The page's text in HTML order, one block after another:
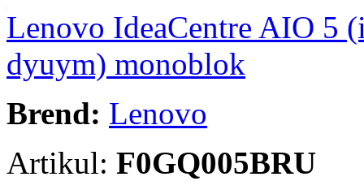
Lenovo IdeaCentre AIO 5
dyuym) monoblok
Brend: Lenovo
Artikul: F0GQ005BRU